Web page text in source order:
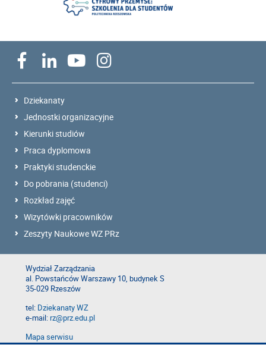
Dziekanaty
Jednostki organizacyjne
Kierunki studiów
Praca dyplomowa
Praktyki studenckie
Do pobrania (studenci)
Rozkład zajęć
Wizytówki pracowników
Zeszyty Naukowe WZ PRz
Wydział Zarządzania
al. Powstańców Warszawy 10, budynek S
35-029 Rzeszów
tel: Dziekanaty WZ
e-mail:rz@prz.edu.pl
Mapa serwisu